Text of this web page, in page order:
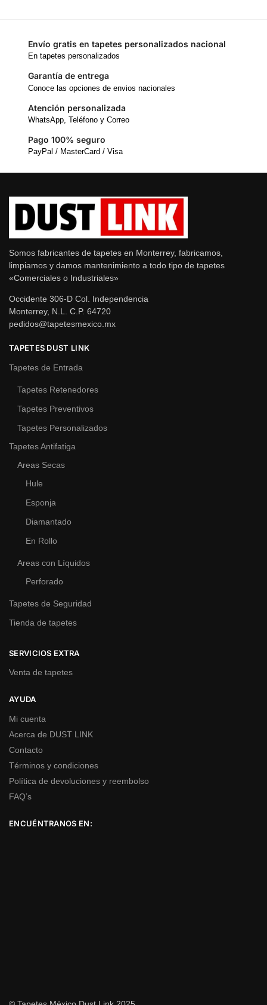
Envío gratis en tapetes personalizados nacional
En tapetes personalizados
Garantía de entrega
Conoce las opciones de envios nacionales
Atención personalizada
WhatsApp, Teléfono y Correo
Pago 100% seguro
PayPal / MasterCard / Visa
Somos fabricantes de tapetes en Monterrey, fabricamos,
limpiamos y damos mantenimiento a todo tipo de tapetes
«Comerciales o Industriales»
Occidente 306-D Col. Independencia
Monterrey, N.L. C.P. 64720
pedidos@tapetesmexico.mx
TAPETES DUST LINK
Tapetes de Entrada
Tapetes Retenedores
Tapetes Preventivos
Tapetes Personalizados
Tapetes Antifatiga
Areas Secas
Hule
Esponja
Diamantado
En Rollo
Areas con Líquidos
Perforado
Tapetes de Seguridad
Tienda de tapetes
SERVICIOS EXTRA
Venta de tapetes
AYUDA
Mi cuenta
Acerca de DUST LINK
Contacto
Términos y condiciones
Política de devoluciones y reembolso
FAQ’s
ENCUÉNTRANOS EN: